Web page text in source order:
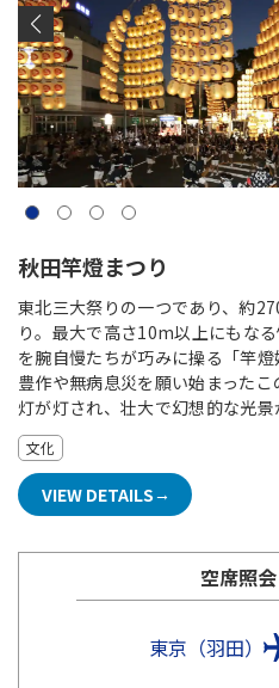
秋田竿燈まつり
東北三大祭りの一つであり、約
り。最大で高さ10m以上にもな
を腕自慢たちが巧みに操る「竿燈
豊作や無病息災を願い始まった
灯が灯され、壮大で幻想的な光景
文化
VIEW DETAILS
空席照
東京（羽田）